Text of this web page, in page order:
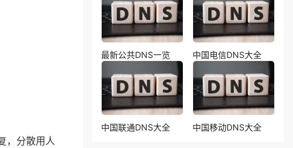
，分散用人
最新公共DNS一览 中国电信DNS大全
中国联通DNS大全 中国移动DNS大全